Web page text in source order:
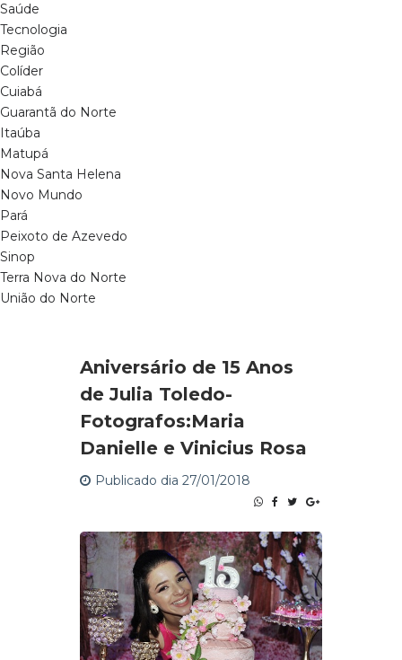
Saúde
Tecnologia
Região
Colíder
Cuiabá
Guarantã do Norte
Itaúba
Matupá
Nova Santa Helena
Novo Mundo
Pará
Peixoto de Azevedo
Sinop
Terra Nova do Norte
União do Norte
Aniversário de 15 Anos
de Julia Toledo-
Fotografos:Maria
Danielle e Vinicius Rosa
Publicado dia 27/01/2018